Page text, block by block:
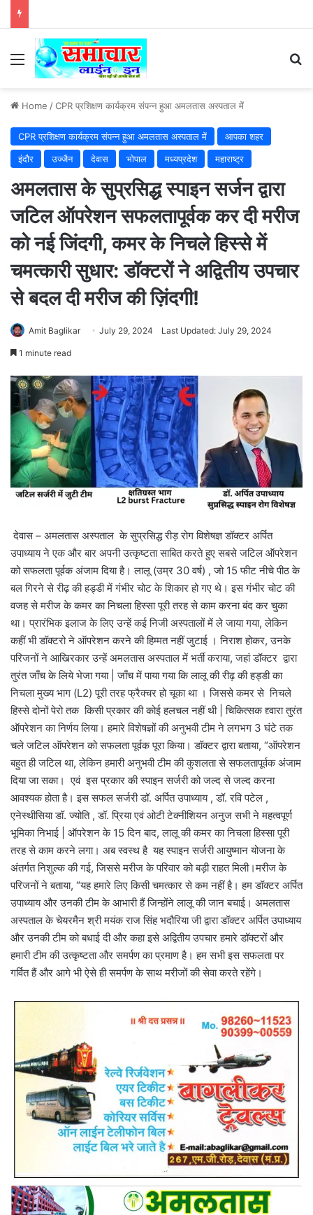
Menu
Home /CPR प्रशिक्षण कार्यक्रम संपन्न हुआ अमलतास अस्पताल में
CPR प्रशिक्षण कार्यक्रम संपन्न हुआ अमलतास अस्पताल में
आपका शहर
इंदौर
उज्जैन देवास भोपाल मध्यप्रदेश महाराष्ट्र
अमलतास के सुप्रसिद्ध स्पाइन सर्जन द्वारा
जटिल ऑपरेशन सफलतापूर्वक कर दी मरीज
को नई जिंदगी, कमर के निचले हिस्से में
चमत्कारी सुधार: डॉक्टरों ने अद्वितीय उपचार
से बदल दी मरीज की ज़िंदगी!
Amit Baglikar July 29, 2024 Last Updated: July 29, 2024
1 minute read
देवास – अमलतास अस्पताल के सुप्रसिद्ध रीड़ रोग विशेषज्ञ डॉक्टर अर्पित
उपाध्याय ने एक और बार अपनी उत्कृष्टता साबित करते हुए सबसे जटिल ऑपरेशन
को सफलता पूर्वक अंजाम दिया है। लालू (उम्र 30 वर्ष) , जो 15 फीट नीचे पीठ के
बल गिरने से रीढ़ की हड्डी में गंभीर चोट के शिकार हो गए थे। इस गंभीर चोट की
वजह से मरीज के कमर का निचला हिस्सा पूरी तरह से काम करना बंद कर चुका
था। प्रारंभिक इलाज के लिए उन्हें कई निजी अस्पतालों में ले जाया गया, लेकिन
कहीं भी डॉक्टरो ने ऑपरेशन करने की हिम्मत नहीं जुटाई । निराश होकर, उनके
परिजनों ने आखिरकार उन्हें अमलतास अस्पताल में भर्ती कराया, जहां डॉक्टर द्वारा
तुरंत जाँच के लिये भेजा गया | जाँच में पाया गया कि लालू की रीढ़ की हड्डी का
निचला मुख्य भाग (L2) पूरी तरह फ्रैक्चर हो चूका था । जिससे कमर से निचले
हिस्से दोनों पेरो तक किसी प्रकार की कोई हलचल नहीं थी | चिकित्सक द्द्वारा तुरंत
ऑपरेशन का निर्णय लिया। हमारे विशेषज्ञों की अनुभवी टीम ने लगभग 3 घंटे तक
चले जटिल ऑपरेशन को सफलता पूर्वक पूरा किया। डॉक्टर द्वारा बताया, “ऑपरेशन
बहुत ही जटिल था, लेकिन हमारी अनुभवी टीम की कुशलता से सफलतापूर्वक अंजाम
दिया जा सका। एवं इस प्रकार की स्पाइन सर्जरी को जल्द से जल्द करना
आवश्यक होता है। इस सफल सर्जरी डॉ. अर्पित उपाध्याय , डॉ. रवि पटेल ,
एनेस्थीसिया डॉ. ज्योति , डॉ. प्रिया एवं ओटी टेक्नीशियन अनुज सभी ने महत्वपूर्ण
भूमिका निभाई | ऑपरेशन के 15 दिन बाद, लालू की कमर का निचला हिस्सा पूरी
तरह से काम करने लगा। अब स्वस्थ है यह स्पाइन सर्जरी आयुष्मान योजना के
अंतर्गत निशुल्क की गई, जिससे मरीज के परिवार को बड़ी राहत मिली।मरीज के
परिजनों ने बताया, “यह हमारे लिए किसी चमत्कार से कम नहीं है। हम डॉक्टर अर्पित
उपाध्याय और उनकी टीम के आभारी हैं जिन्होंने लालू की जान बचाई। अमलतास
अस्पताल के चेयरमैन श्री मयंक राज सिंह भदौरिया जी द्वारा डॉक्टर अर्पित उपाध्याय
और उनकी टीम को बधाई दी और कहा इसे अद्वितीय उपचार हमारे डॉक्टरों और
हमारी टीम की उत्कृष्टता और समर्पण का प्रमाण है। हम सभी इस सफलता पर
गर्वित हैं और आगे भी ऐसे ही समर्पण के साथ मरीजों की सेवा करते रहेंगे।